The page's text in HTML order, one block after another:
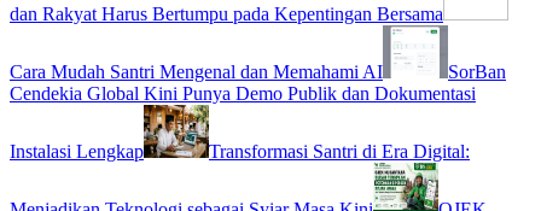
dan Rakyat Harus Bertumpu pada Kepentingan Bersama
Cara Mudah Santri Mengenal dan Memahami AI
SorBan
Cendekia Global Kini Punya Demo Publik dan Dokumentasi
Instalasi Lengkap Transformasi Santri di Era Digital: